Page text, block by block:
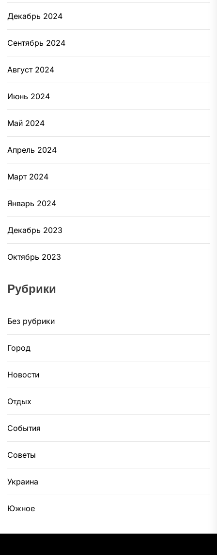
Декабрь 2024
Сентябрь 2024
Август 2024
Июнь 2024
Май 2024
Апрель 2024
Март 2024
Январь 2024
Декабрь 2023
Октябрь 2023
Рубрики
Без рубрики
Город
Новости
Отдых
События
Советы
Украина
Южное